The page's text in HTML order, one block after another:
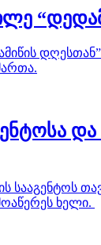
სააგენტოს
ხელი.